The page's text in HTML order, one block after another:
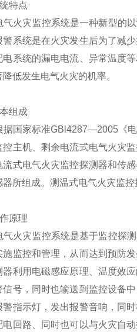
特点
灾监控系统是一种新型的以
警系统是在火灾发生后为了减
电系统的漏电电流、异常温度
降低发生电气火灾的机率。
组成
家标准GBl4287—2005《电
控主机、剩余电流式电气火灾
流式电气火灾监控探测器和传
器所组成。测温式电气火灾监
原理
灾监控系统是基于监控探测
施监控和管理，从而达到预防
器利用电磁感应原理、温度效
信号，同时也输送到监控设备
警指示灯，发出报警音响，同
电回路、同时也可以与火灾自